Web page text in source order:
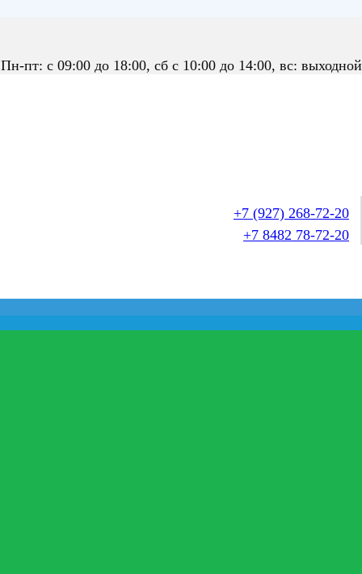
Пн-пт: с 09:00 до 18:00, сб с 10:00 до 14:00, вс: выходной
+7 (927) 268-72-20
+7 8482 78-72-20